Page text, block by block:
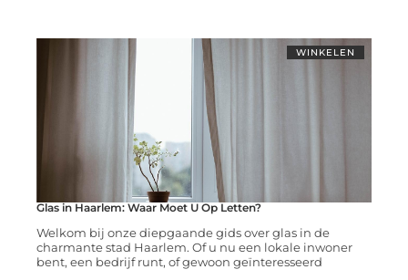
WINKELEN
Glas in Haarlem: Waar Moet U Op Letten?
Welkom bij onze diepgaande gids over glas in de
charmante stad Haarlem. Of u nu een lokale inwoner
bent, een bedrijf runt, of gewoon geïnteresseerd